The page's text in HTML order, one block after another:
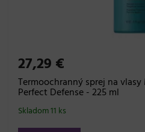
27,29 €
Termoochranný sprej na
Perfect Defense - 225 ml
Skladom 11 ks